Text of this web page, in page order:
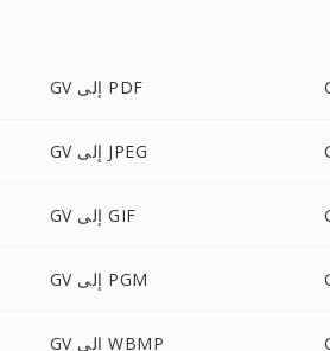
GV إلى PDF
GV إلى JPEG
GV إلى GIF
GV إلى PGM
GV إلى WBMP